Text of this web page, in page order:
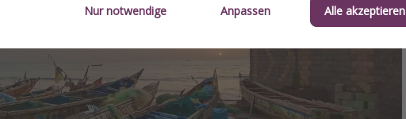
Nur notwendige Anpassen Alle akzeptieren